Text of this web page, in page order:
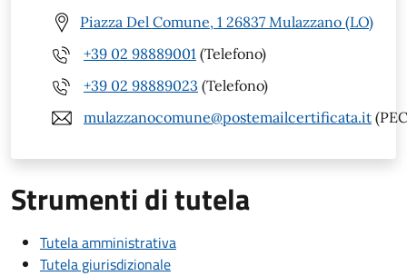
Piazza Del Comune, 1 26837 Mulazzano (LO)
+39 02 98889001 (Telefono)
+39 02 98889023 (Telefono)
mulazzanocomune@postemailcertificata.it
Strumenti di tutela
Tutela amministrativa
Tutela giurisdizionale